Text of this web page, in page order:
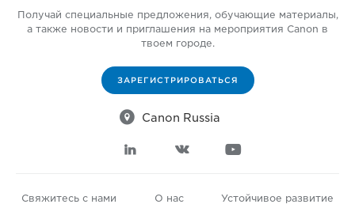
Получай специальные предложения, обучающие материалы,
а также новости и приглашения на мероприятия Canon в
твоем городе.
ЗАРЕГИСТРИРОВАТЬСЯ
 Canon Russia
  
Свяжитесь с нами О нас Устойчивое развитие